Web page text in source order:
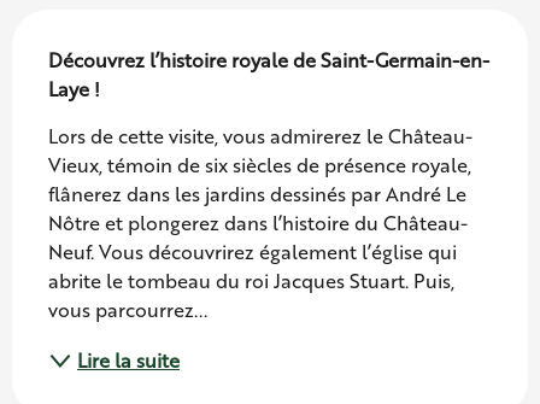
Description
Découvrez l’histoire royale de Saint-Germain-en-
Laye !
Lors de cette visite, vous admirerez le Château-
Vieux, témoin de six siècles de présence royale,
flânerez dans les jardins dessinés par André Le
Nôtre et plongerez dans l’histoire du Château-
Neuf. Vous découvrirez également l’église qui
abrite le tombeau du roi Jacques Stuart. Puis,
vous parcourrez...
Lire la suite